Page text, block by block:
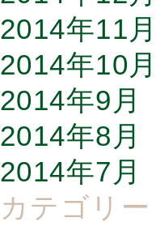
2014年11月
2014年10月
2014年9月
2014年8月
2014年7月
カテゴリー